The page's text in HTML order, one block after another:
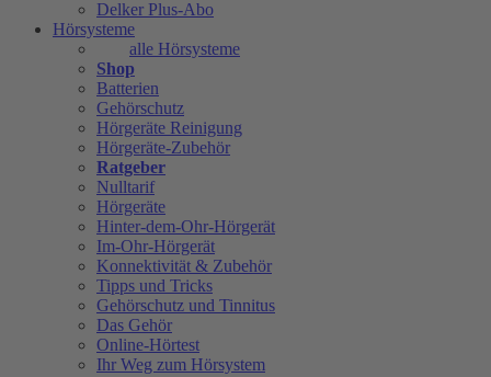
Delker Plus-Abo
Hörsysteme
alle Hörsysteme
Shop
Batterien
Gehörschutz
Hörgeräte Reinigung
Hörgeräte-Zubehör
Ratgeber
Nulltarif
Hörgeräte
Hinter-dem-Ohr-Hörgerät
Im-Ohr-Hörgerät
Konnektivität & Zubehör
Tipps und Tricks
Gehörschutz und Tinnitus
Das Gehör
Online-Hörtest
Ihr Weg zum Hörsystem